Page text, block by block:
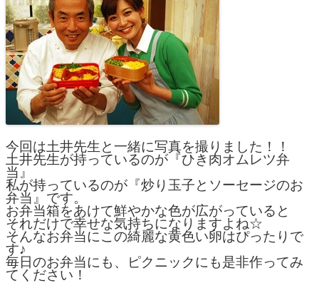
今回は土井先生と一緒に写真を撮りました！！
土井先生が持っているのが『ひき肉オムレツ弁
当』
私が持っているのが『炒り玉子とソーセージのお
弁当』です。
お弁当箱をあけて鮮やかな色が広がっていると
それだけで幸せな気持ちになりますよね☆
そんなお弁当にこの綺麗な黄色い卵はぴったりで
す♪
毎日のお弁当にも、ピクニックにも是非作ってみ
てください！